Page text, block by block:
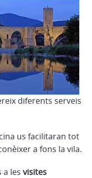
diferents serveis
us facilitaran tot
a fons la vila.
a les visites